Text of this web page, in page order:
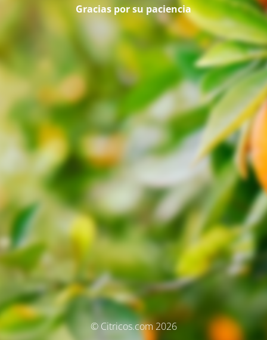
Gracias por su paciencia
© Citricos.com 2026